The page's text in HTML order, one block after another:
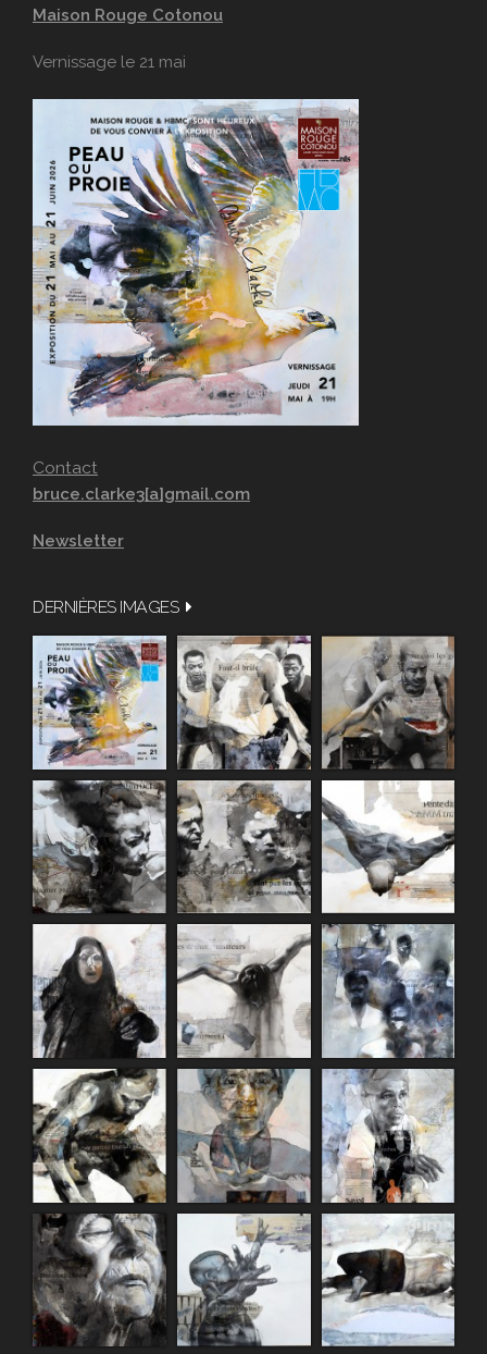
Maison Rouge Cotonou
Vernissage le 21 mai
Contact
bruce.clarke3[a]gmail.com
Newsletter
DERNIÈRES IMAGES